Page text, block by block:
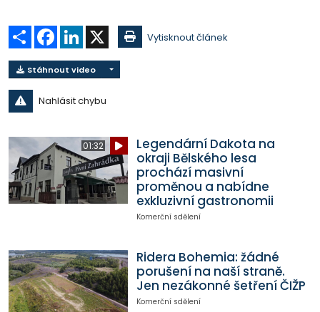
Sdílet Facebook
LinkedIn Vytisknout článek
Stáhnout video
Nahlásit chybu
01:32
Legendární Dakota na
okraji Bělského lesa
prochází masivní
proměnou a nabídne
exkluzivní gastronomii
Komerční sdělení
Ridera Bohemia: žádné
porušení na naší straně.
Jen nezákonné šetření ČIŽP
Komerční sdělení